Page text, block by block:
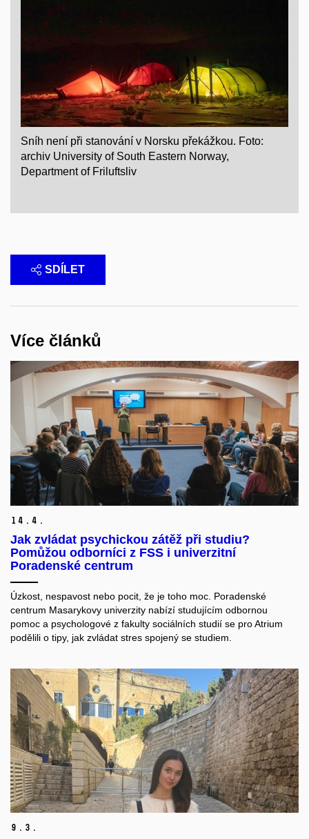
Sníh není při stanování v Norsku překážkou. Foto:
archiv University of South Eastern Norway,
Department of Friluftsliv
SDÍLET
Více článků
14. 4.
Jak zvládat psychickou zátěž při studiu?
Pomůžou odborníci z FSS i univerzitní
Poradenské centrum
Úzkost, nespavost nebo pocit, že je toho moc. Poradenské
centrum Masarykovy univerzity nabízí studujícím odbornou
pomoc a psychologové z fakulty sociálních studií se pro Atrium
podělili o tipy, jak zvládat stres spojený se studiem.
9. 3.